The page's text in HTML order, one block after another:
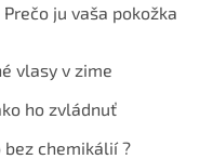
ju vaša pokožka
vlasy v zime
ho zvládnuť
chemikálií ?